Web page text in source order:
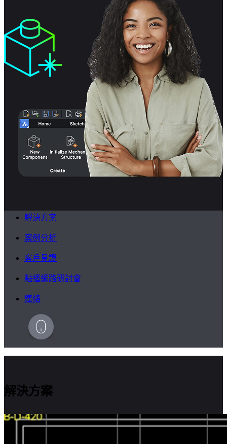
解決方案
案例分析
客戶見證
點播網路研討會
連絡
解決方案